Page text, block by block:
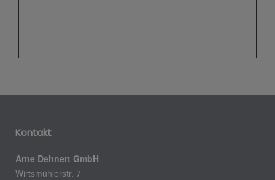
Kontakt
Arne Dehnert GmbH
Wirtsmühlerstr. 7